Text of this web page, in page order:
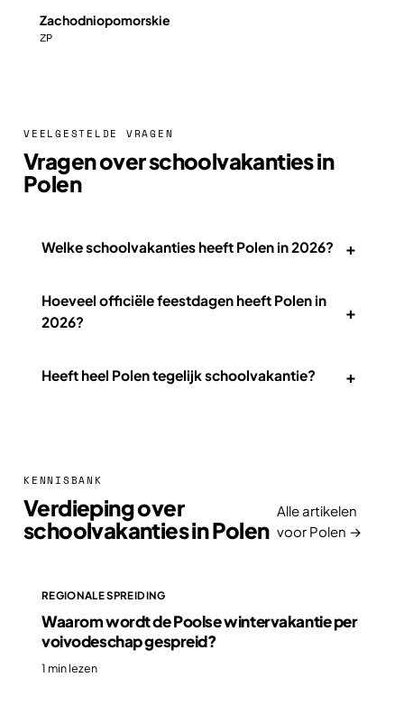
Zachodniopomorskie
ZP
VEELGESTELDE VRAGEN
Vragen over schoolvakanties in
Polen
Welke schoolvakanties heeft Polen in 2026? +
Hoeveel officiële feestdagen heeft Polen in
2026?
+
Heeft heel Polen tegelijk schoolvakantie? +
KENNISBANK
Verdieping over
schoolvakanties in Polen
Alle artikelen
voor Polen →
REGIONALE SPREIDING
Waarom wordt de Poolse wintervakantie per
voivodeschap gespreid?
1 min lezen